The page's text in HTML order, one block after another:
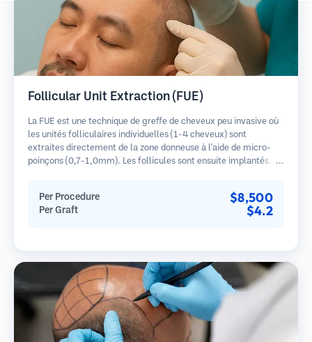
Follicular Unit Extraction (FUE)
La FUE est une technique de greffe de cheveux peu invasive où
les unités folliculaires individuelles (1-4 cheveux) sont
extraites directement de la zone donneuse à l'aide de micro-
poinçons (0,7-1,0mm). Les follicules sont ensuite implantés
guérison plus rapide par rapport aux méthodes de prélèvement
en bandelette.
Per Procedure $8,500
Per Graft $4.2